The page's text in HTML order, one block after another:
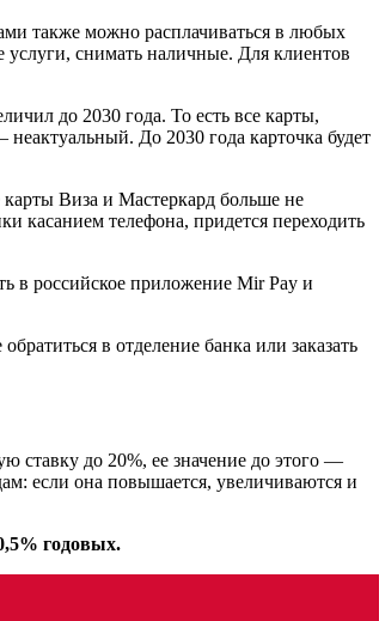
также можно расплачиваться в любых
услуги, снимать наличные. Для клиентов
до 2030 года. То есть все карты,
До 2030 года карточка будет
Виза и Мастеркард больше не
касанием телефона, придется переходить
в российское приложение Mir Pay и
в отделение банка или заказать
ставку до 20%, ее значение до этого —
если она повышается, увеличиваются и
годовых.